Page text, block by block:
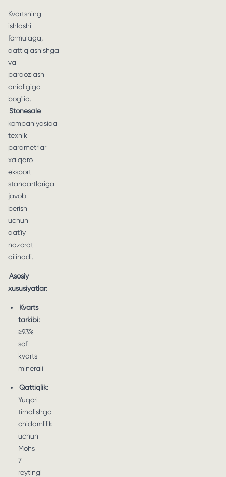
Kvartsning
ishlashi
formulaga,
qattiqlashishga
va
pardozlash
aniqligiga
bog'liq.
Stonesale
kompaniyasida
texnik
parametrlar
xalqaro
eksport
standartlariga
javob
berish
uchun
qat'iy
nazorat
qilinadi.
Asosiy
xususiyatlar:
Kvarts
tarkibi:
≥93%
sof
kvarts
minerali
Qattiqlik:
Yuqori
tirnalishga
chidamlilik
uchun
Mohs
7
reytingi